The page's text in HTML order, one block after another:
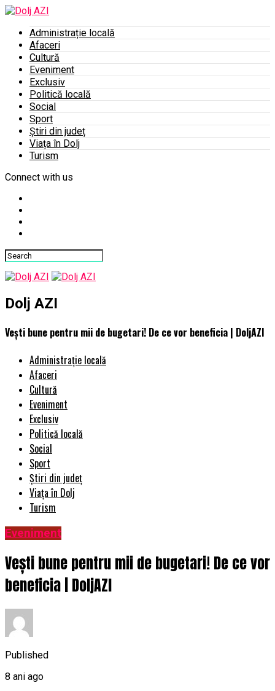
Administrație locală
Afaceri
Cultură
Eveniment
Exclusiv
Politică locală
Social
Sport
Știri din județ
Viața în Dolj
Turism
Connect with us
Dolj AZI
Vești bune pentru mii de bugetari! De ce vor beneficia | DoljAZI
Administrație locală
Afaceri
Cultură
Eveniment
Exclusiv
Politică locală
Social
Sport
Știri din județ
Viața în Dolj
Turism
Eveniment
Vești bune pentru mii de bugetari! De ce vor
beneficia | DoljAZI
Published
8 ani ago